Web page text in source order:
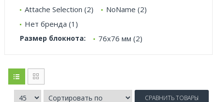
Attache Selection (2)
NoName (2)
Нет бренда (1)
Размер блокнота: 76х76 мм (2)
СРАВНИТЬ ТОВАРЫ